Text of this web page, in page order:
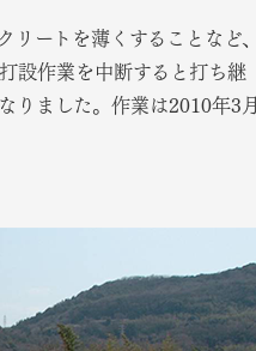
ートを薄くすることなど、
設作業を中断すると打ち継
りました。作業は2010年3月